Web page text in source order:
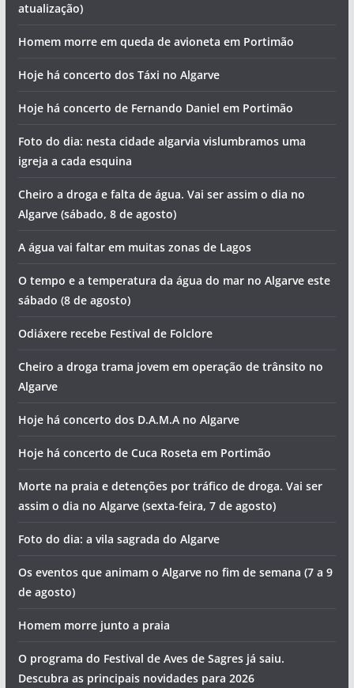
atualização)
Homem morre em queda de avioneta em Portimão
Hoje há concerto dos Táxi no Algarve
Hoje há concerto de Fernando Daniel em Portimão
Foto do dia: nesta cidade algarvia vislumbramos uma
igreja a cada esquina
Cheiro a droga e falta de água. Vai ser assim o dia no
Algarve (sábado, 8 de agosto)
A água vai faltar em muitas zonas de Lagos
O tempo e a temperatura da água do mar no Algarve este
sábado (8 de agosto)
Odiáxere recebe Festival de Folclore
Cheiro a droga trama jovem em operação de trânsito no
Algarve
Hoje há concerto dos D.A.M.A no Algarve
Hoje há concerto de Cuca Roseta em Portimão
Morte na praia e detenções por tráfico de droga. Vai ser
assim o dia no Algarve (sexta-feira, 7 de agosto)
Foto do dia: a vila sagrada do Algarve
Os eventos que animam o Algarve no fim de semana (7 a 9
de agosto)
Homem morre junto a praia
O programa do Festival de Aves de Sagres já saiu.
Descubra as principais novidades para 2026